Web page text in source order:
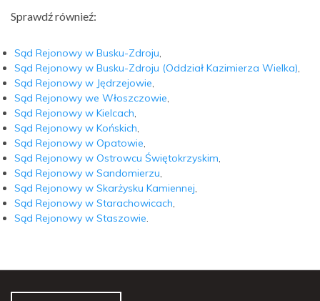
Sprawdź równieź:
Sąd Rejonowy w Busku-Zdroju,
Sąd Rejonowy w Busku-Zdroju (Oddział Kazimierza Wielka),
Sąd Rejonowy w Jędrzejowie,
Sąd Rejonowy we Włoszczowie,
Sąd Rejonowy w Kielcach,
Sąd Rejonowy w Końskich,
Sąd Rejonowy w Opatowie,
Sąd Rejonowy w Ostrowcu Świętokrzyskim,
Sąd Rejonowy w Sandomierzu,
Sąd Rejonowy w Skarżysku Kamiennej,
Sąd Rejonowy w Starachowicach,
Sąd Rejonowy w Staszowie.